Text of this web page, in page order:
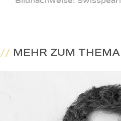
// MEHR ZUM THEMA